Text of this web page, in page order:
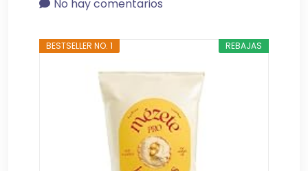
No hay comentarios
REBAJAS
BESTSELLER NO. 1